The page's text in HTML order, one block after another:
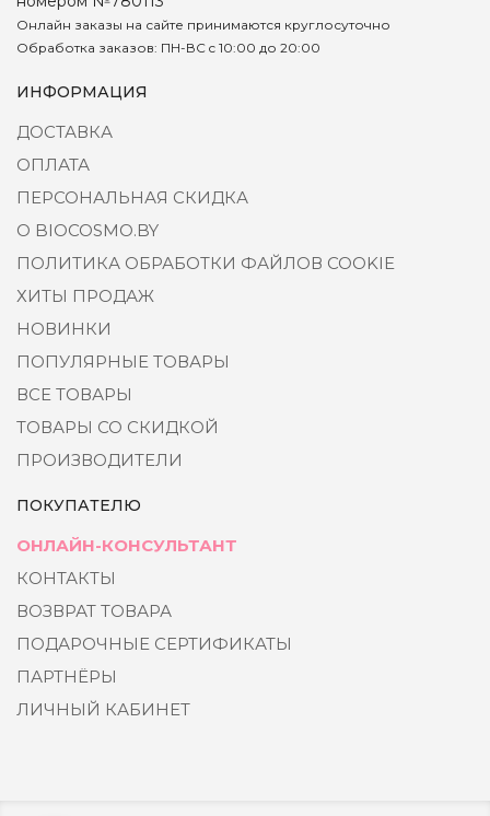
Онлайн заказы на сайте принимаются круглосуточно
Обработка заказов: ПН-ВС c 10:00 до 20:00
ИНФОРМАЦИЯ
ДОСТАВКА
ОПЛАТА
ПЕРСОНАЛЬНАЯ СКИДКА
О BIOCOSMO.BY
ПОЛИТИКА ОБРАБОТКИ ФАЙЛОВ COOKIE
ХИТЫ ПРОДАЖ
НОВИНКИ
ПОПУЛЯРНЫЕ ТОВАРЫ
ВСЕ ТОВАРЫ
ТОВАРЫ СО СКИДКОЙ
ПРОИЗВОДИТЕЛИ
ПОКУПАТЕЛЮ
ОНЛАЙН-КОНСУЛЬТАНТ
КОНТАКТЫ
ВОЗВРАТ ТОВАРА
ПОДАРОЧНЫЕ СЕРТИФИКАТЫ
ПАРТНЁРЫ
ЛИЧНЫЙ КАБИНЕТ